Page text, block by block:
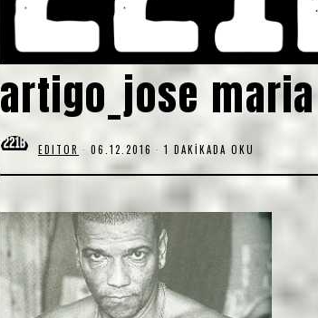
artigo_jose
EDITOR 06.12.2016 1 DAKIKADA OKU